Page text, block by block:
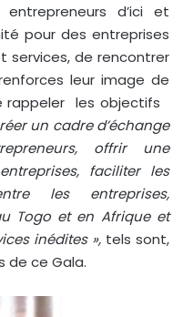
d’ici et
pour des entreprises
services, de rencontrer
leur image de
rappeler les objectifs
un cadre d’échange
offrir une
faciliter les
les entreprises,
Togo et en Afrique et
inédites », tels sont,
de ce Gala.